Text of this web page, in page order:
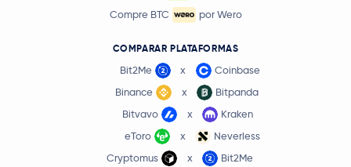
Compre BTC
por Wero
COMPARAR PLATAFORMAS
Bit2Me x
Coinbase
Binance
x
Bitpanda
Bitvavo
x
Kraken
eToro
x
Neverless
Cryptomus
x
Bit2Me